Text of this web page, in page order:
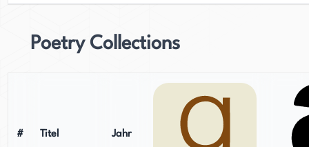
Poetry Collections
# Titel Jahr